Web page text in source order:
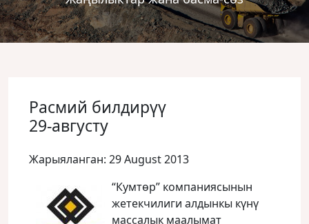
Расмий билдирүү
29-августу
Жарыяланган: 29 August 2013
“Кумтөр” компаниясынын
жетекчилиги алдынкы күнү
массалык маалымат